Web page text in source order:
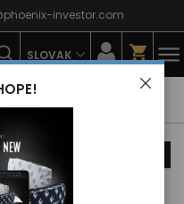
investor.com
SLOVAK
Detské tričká